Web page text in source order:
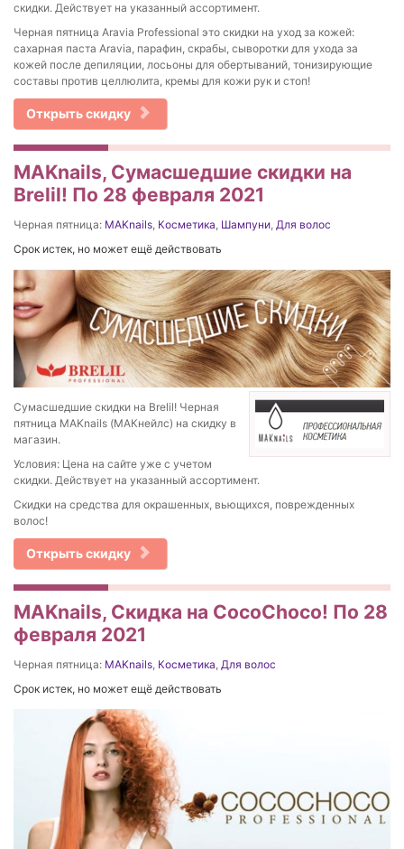
скидки. Действует на указанный ассортимент.
Черная пятница Aravia Professional это скидки на уход за кожей:
сахарная паста Aravia, парафин, скрабы, сыворотки для ухода за
кожей после депиляции, лосьоны для обертываний, тонизирующие
составы против целлюлита, кремы для кожи рук и стоп!
Открыть скидку
MAKnails, Сумасшедшие скидки на
Brelil! По 28 февраля 2021
Черная пятница: MAKnails, Косметика, Шампуни, Для волос
Срок истек, но может ещё действовать
Сумасшедшие скидки на Brelil! Черная
пятница MAKnails (МАКнейлс) на скидку в
магазин.
Условия: Цена на сайте уже с учетом
скидки. Действует на указанный ассортимент.
Скидки на средства для окрашенных, вьющихся, поврежденных
волос!
Открыть скидку
MAKnails, Скидка на CocoChoco! По 28
февраля 2021
Черная пятница: MAKnails Косметика Для волос
Срок истек, но может ещё действовать